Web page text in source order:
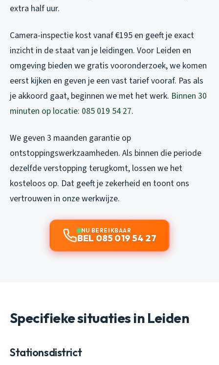
extra half uur.
Camera-inspectie kost vanaf €195 en geeft je exact
inzicht in de staat van je leidingen. Voor Leiden en
omgeving bieden we gratis vooronderzoek, we komen
eerst kijken en geven je een vast tarief vooraf. Pas als
je akkoord gaat, beginnen we met het werk. Binnen 30
minuten op locatie: 085 019 54 27.
We geven 3 maanden garantie op
ontstoppingswerkzaamheden. Als binnen die periode
dezelfde verstopping terugkomt, lossen we het
kosteloos op. Dat geeft je zekerheid en toont ons
vertrouwen in onze werkwijze.
NU BEREIKBAAR
BEL 085 019 54 27
Specifieke situaties in Leiden
Stationsdistrict